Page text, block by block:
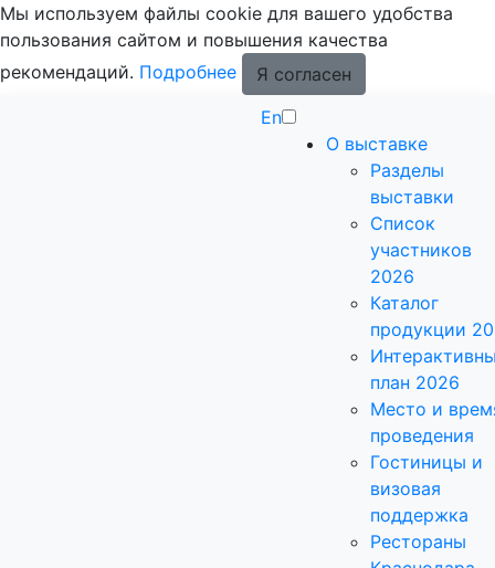
Мы используем файлы cookie для вашего удобства
пользования сайтом и повышения качества
рекомендаций. Подробнее
Я согласен
En
О выставке
Разделы
выставки
Список
участников
2026
Каталог
продукции
план 2026
Место и
проведения
Гостиницы и
визовая
поддержка
Рестораны